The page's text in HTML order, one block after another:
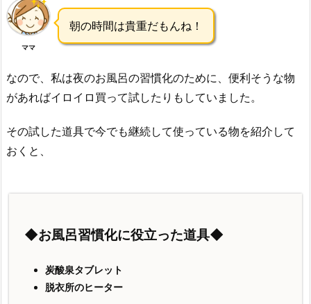
ママ
朝の時間は貴重だもんね！
なので、私は夜のお風呂の習慣化のために、便利そうな物
があればイロイロ買って試したりもしていました。
その試した道具で今でも継続して使っている物を紹介して
おくと、
◆お風呂習慣化に役立った道具◆
炭酸泉タブレット
脱衣所のヒーター